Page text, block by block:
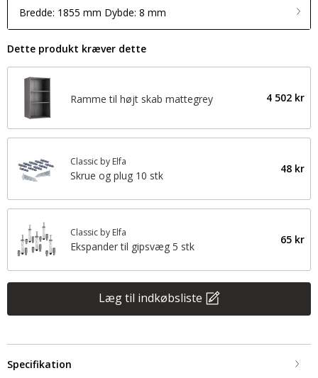
Bredde: 1855 mm Dybde: 8 mm
Dette produkt kræver dette
Ramme til højt skab mattegrey 4 502 kr
Classic by Elfa
Skrue og plug 10 stk
48 kr
Classic by Elfa
Ekspander til gipsvæg 5 stk
65 kr
Læg til indkøbsliste
Specifikation